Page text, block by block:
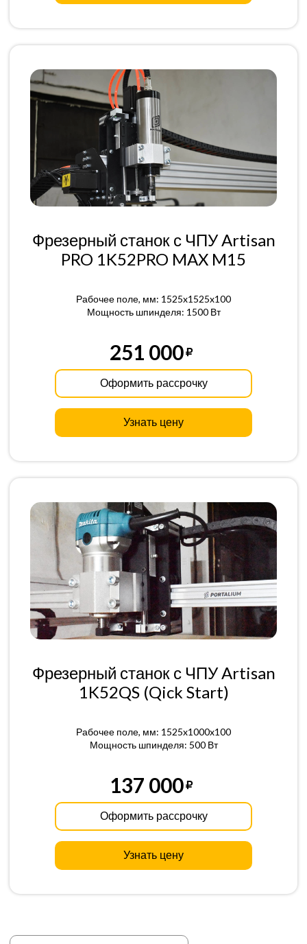
Фрезерный станок с ЧПУ Artisan
PRO 1K52PRO MAX M15
Рабочее поле, мм: 1525x1525x100
Мощность шпинделя: 1500 Вт
251 000
Оформить рассрочку
Узнать цену
Фрезерный станок с ЧПУ Artisan
1K52QS (Qick Start)
Рабочее поле, мм: 1525x1000x100
Мощность шпинделя: 500 Вт
137 000
Оформить рассрочку
Узнать цену